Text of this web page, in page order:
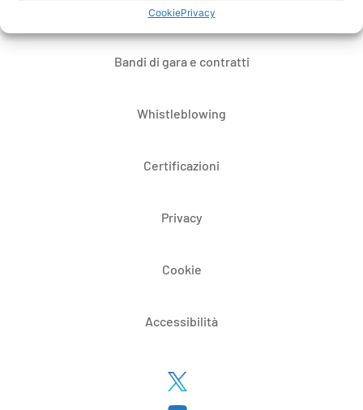
CookiePrivacy
Dove siamo
Bandi di gara e contratti
Whistleblowing
Certificazioni
Privacy
Cookie
Accessibilità